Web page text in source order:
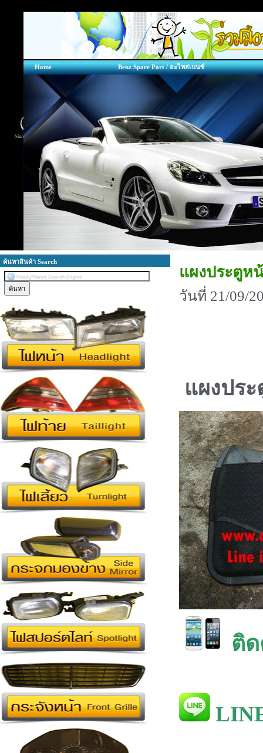
Home Benz Spare Part / อะไหล่เบนซ์
ค้นหาสินค้า Search
แผงประตูห
วันที่ 21/09/
แผงปร
ติ